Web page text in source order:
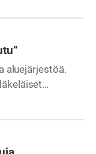
aluejärjestöä.